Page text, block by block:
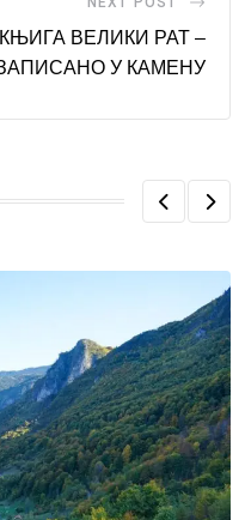
ВЕЛИКИ РАТ –
У КАМЕНУ